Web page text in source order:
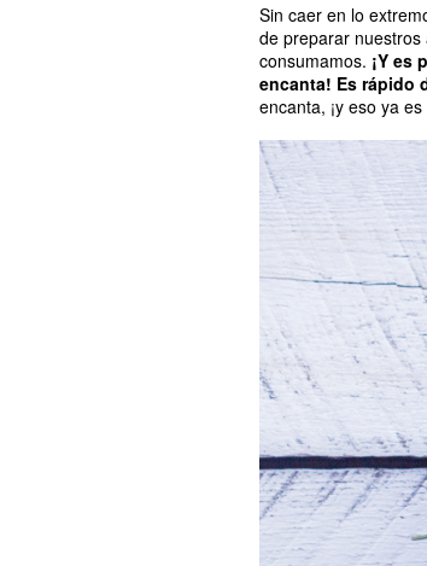
Sin caer en lo
de preparar
consumamos. ¡Y es
encanta! Es rápido
encanta, ¡y eso ya